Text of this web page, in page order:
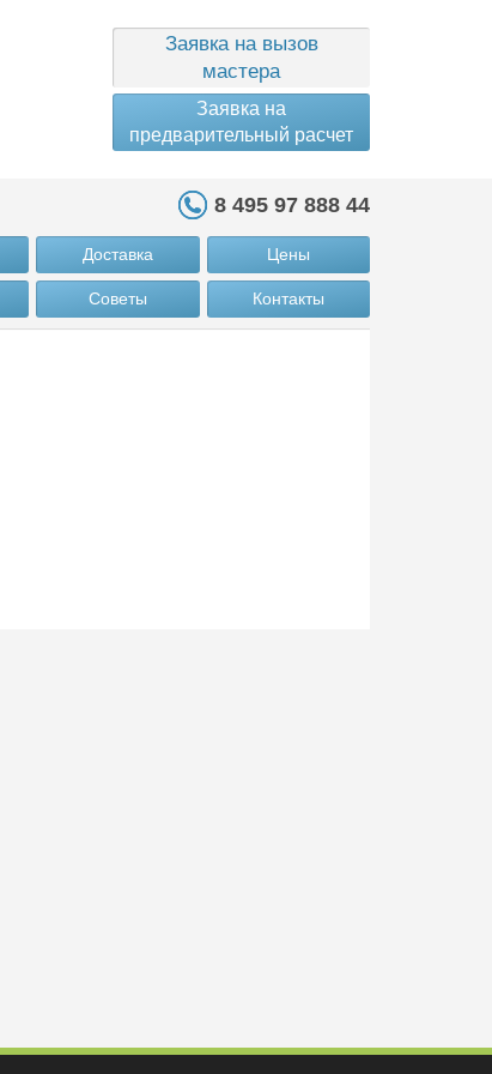
Заявка на вызов
мастера
Заявка на
предварительный расчет
8 495 97 888 44
Доставка Цены
Советы Контакты